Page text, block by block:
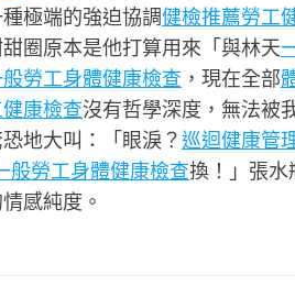
極端的強迫協調健檢推薦勞工
圈原本是他打算用來「與林天
勞工身體健康檢查 ，現在全部
康檢查沒有哲學深度，無法被
地大叫：「眼淚？巡迴健康管
般勞工身體健康檢查換！」張
感純度。